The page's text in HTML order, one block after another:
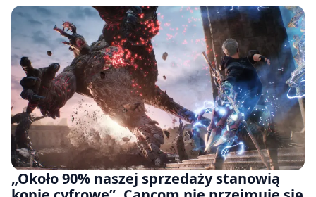
„Około 90% naszej sprzedaży stanowią